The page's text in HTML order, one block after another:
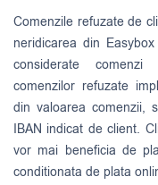
Comenzile refuzate de
neridicarea din
considerate comenzi
comenzilor refuzate
din valoarea comenzii,
IBAN indicat de client.
vor mai beneficia de
conditionata de plata